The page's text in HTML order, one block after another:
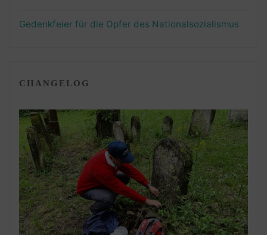
Gedenkfeier für die Opfer des Nationalsozialismus
CHANGELOG